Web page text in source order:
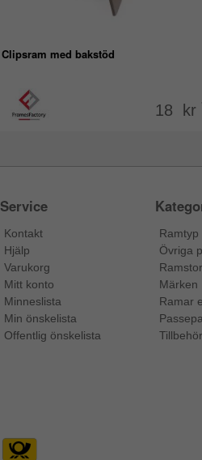
Clipsram med bakstöd
18 kr
Service
Kontakt
Hjälp
Varukorg
Mitt konto
Minneslista
Min önskelista
Offentlig önskelista
Ramtyp
Övriga
Märken
Ramar
Tillbehör